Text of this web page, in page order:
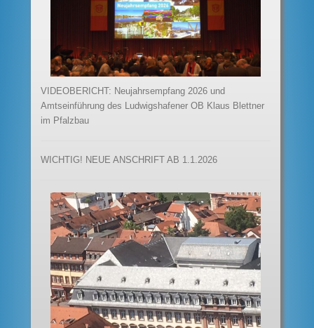
VIDEOBERICHT: Neujahrsempfang 2026 und
Amtseinführung des Ludwigshafener OB Klaus Blettner
im Pfalzbau
WICHTIG! NEUE ANSCHRIFT AB 1.1.2026